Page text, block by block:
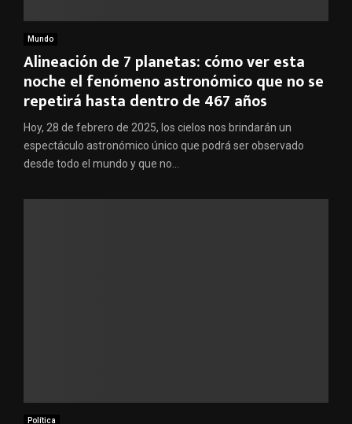
Mundo
Alineación de 7 planetas: cómo ver esta
noche el fenómeno astronómico que no se
repetirá hasta dentro de 467 años
Hoy, 28 de febrero de 2025, los cielos nos brindarán un
espectáculo astronómico único que podrá ser observado
desde todo el mundo y que no...
Política